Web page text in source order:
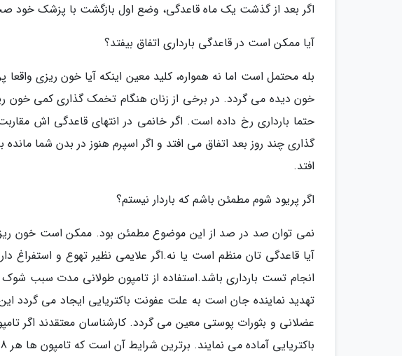
اگر بعد از گذشت یک ماه قاعدگی، وضع اول بازگشت با پزشک خود
آیا ممکن است در قاعدگی بارداری اتفاق بیفتد؟
بله محتمل است اما نه همواره، کلید معین اینکه آیا خون ریزی
حتما بارداری رخ داده است. اگر خانمی در انتهای قاعدگی اش
گذاری چند روز بعد اتفاق می افتد و اگر اسپرم هنوز در بدن شما
افتد.
اگر پریود شوم مطمئن باشم که باردار نیستم؟
نمی توان صد در صد از این موضوع مطمئن بود. ممکن است خون ریزی
آیا قاعدگی تان منظم است یا نه.اگر علایمی نظیر تهوع و استفراغ
انجام تست بارداری باشد.استفاده از تامپون طولانی مدت سبب
تهدید نماینده جان است به علت عفونت باکتریایی ایجاد می گردد
عضلانی و بثورات پوستی معین می گردد. کارشناسان معتقدند اگر
باکتریایی آماده می نمایند. برترین شرایط آن است که تامپون ها هر 8 ساعت یک بار تعویض شوند.